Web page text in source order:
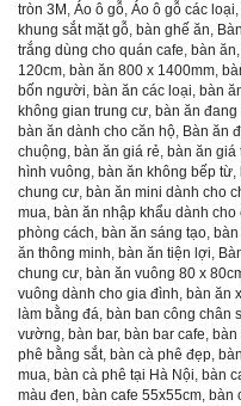
tròn 3M , Áo ô gỗ, Áo ô gỗ các loại,
khung sắt mặt gỗ, bàn ghế ăn,
trắng dùng cho quán cafe, bàn ăn,
120cm, bàn ăn 800 x 1400mm,
bốn người, bàn ăn các loại, bàn
không gian trung cư, bàn ăn đang
bàn ăn dành cho căn hộ, Bàn ăn
chuộng, bàn ăn giá rẻ, bàn ăn giá
hình vuông, bàn ăn không bếp từ,
chung cư, bàn ăn mini dành cho
mua, bàn ăn nhập khẩu dành cho
phòng cách, bàn ăn sáng tạo,
ăn thông minh, bàn ăn tiện lợi,
chung cư, bàn ăn vuông 80 x
vuông dành cho gia đình, bàn ăn
làm bằng đá, bàn ban công chân
vường, bàn bar, bàn bar cafe, bàn
phê bằng sắt, bàn cà phê đẹp,
mua, bàn cà phê tại Hà Nội, bàn
màu đen, bàn cafe 55x55cm, bàn